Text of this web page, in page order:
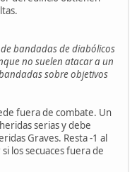
bandadas de diabólicos
no suelen atacar a un
sobre objetivos
fuera de combate. Un
serias y debe
Graves. Resta -1 al
los secuaces fuera de